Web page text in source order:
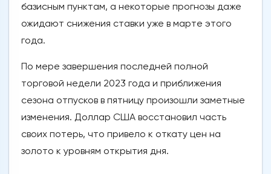
базисным пунктам, а некоторые прогнозы даже
ожидают снижения ставки уже в марте этого
года.
По мере завершения последней полной
торговой недели 2023 года и приближения
сезона отпусков в пятницу произошли заметные
изменения. Доллар США восстановил часть
своих потерь, что привело к откату цен на
золото к уровням открытия дня.